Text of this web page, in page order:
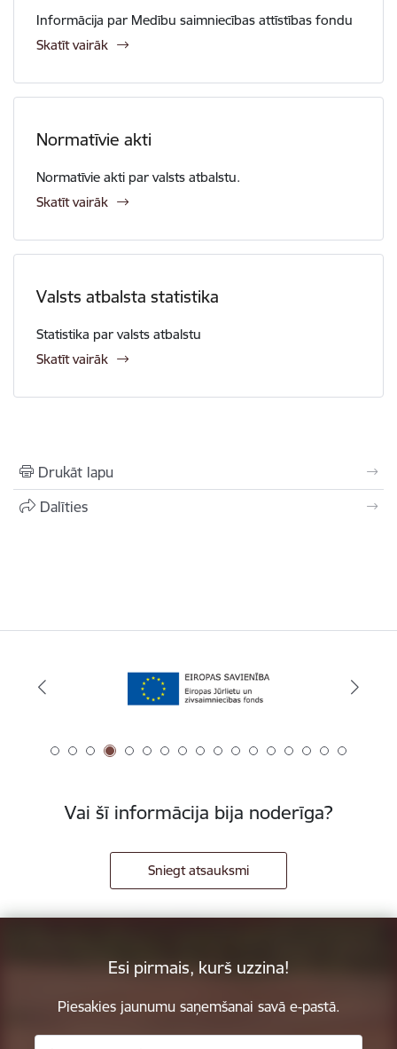
Informācija par Medību saimniecības attīstības fondu
Skatīt vairāk
Normatīvie akti
Normatīvie akti par valsts atbalstu.
Skatīt vairāk
Valsts atbalsta statistika
Statistika par valsts atbalstu
Skatīt vairāk
Drukāt lapu
Dalīties
Vai šī informācija bija noderīga?
Sniegt atsauksmi
Esi pirmais, kurš uzzina!
Piesakies jaunumu saņemšanai savā e-pastā.